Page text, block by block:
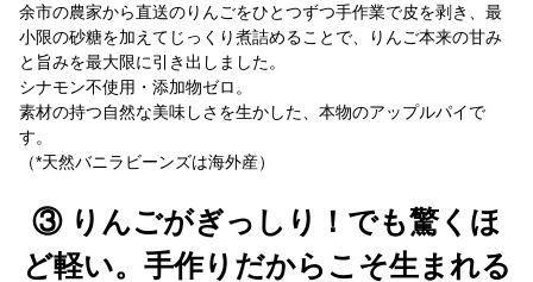
余市の農家から直送のりんごをひとつずつ手作業で皮を剥き、最
小限の砂糖を加えてじっくり煮詰めることで、りんご本来の甘み
と旨みを最大限に引き出しました。
シナモン不使用・添加物ゼロ。
素材の持つ自然な美味しさを生かした、本物のアップルパイで
す。
（*天然バニラビーンズは海外産）
③ りんごがぎっしり！でも驚くほ
ど軽い。手作りだからこそ生まれる